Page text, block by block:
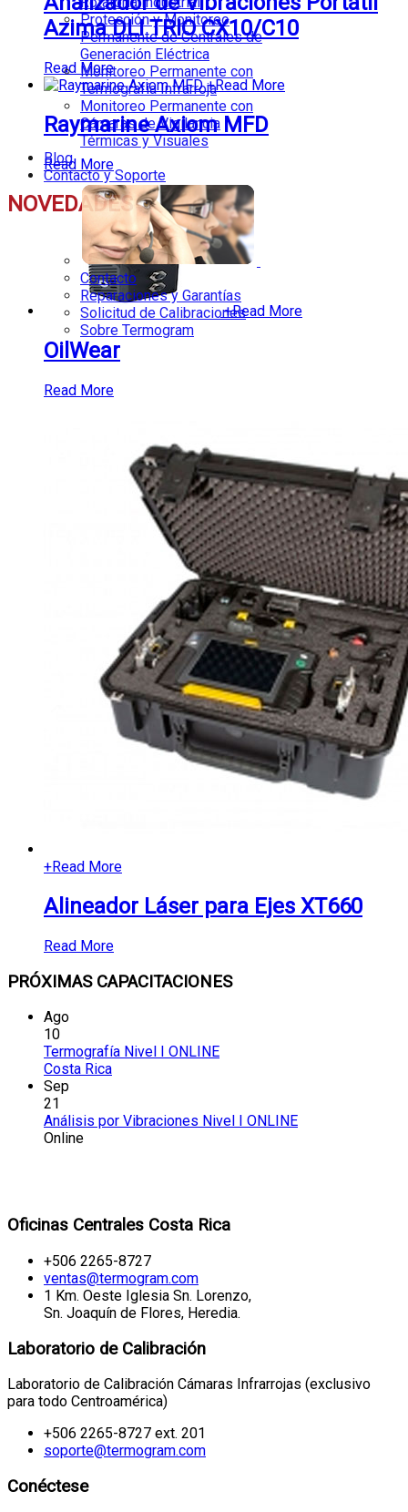
Protección y Monitoreo
Permanente de Centrales de
Generación Eléctrica
Monitoreo Permanente con
Termografía Infrarroja
Monitoreo Permanente con
Cámaras de Vigilancia
Térmicas y Visuales
Blog
Contacto y Soporte
Contacto
Reparaciones y Garantías
Solicitud de Calibraciones
Sobre Termogram
Azima DLI TRIO CX10/C10
Read More
+Read More
Raymarine Axiom MFD
Read More
NOVEDADES
+Read More
OilWear
Read More
+Read More
Alineador Láser para Ejes XT660
Read More
PRÓXIMAS CAPACITACIONES
Ago
10
Termografía Nivel I ONLINE
Costa Rica
Sep
21
Análisis por Vibraciones Nivel I ONLINE
Online
Oficinas Centrales Costa Rica
+506 2265-8727
ventas@termogram.com
1 Km. Oeste Iglesia Sn. Lorenzo,
Sn. Joaquín de Flores, Heredia.
Laboratorio de Calibración
Laboratorio de Calibración Cámaras Infrarrojas (exclusivo
para todo Centroamérica)
+506 2265-8727 ext. 201
soporte@termogram.com
Conéctese